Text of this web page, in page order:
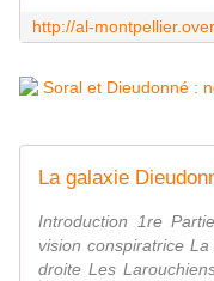
La galaxie
Introduction 1re
vision conspiratrice
droite Les